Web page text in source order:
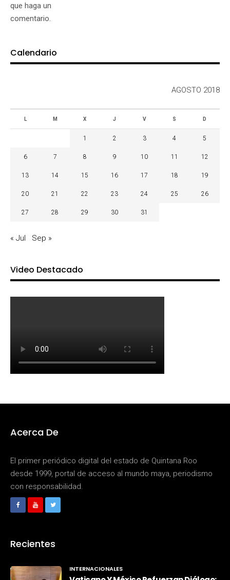
que haga un
comentario.
Calendario
AGOSTO 2018
L M X J V S D
1 2 3 4 5
6 7 8 9 10 11 12
13 14 15 16 17 18 19
20 21 22 23 24 25 26
27 28 29 30 31
« Jul Sep »
Video Destacado
Acerca De
El primer periódico digital del estado de Quintana Roo
desde 1999, portal de acceso al mundo maya, periodismo
con responsabilidad.
Recientes
INTERNACIONALES